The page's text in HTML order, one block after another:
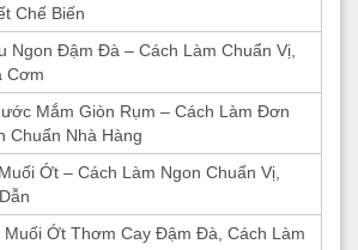
Chế Biến
Ngon Đậm Đà – Cách Làm Chuẩn Vị,
Cơm
Mắm Giòn Rụm – Cách Làm Đơn
Chuẩn Nhà Hàng
Ớt – Cách Làm Ngon Chuẩn Vị,
Ớt Thơm Cay Đậm Đà, Cách Làm